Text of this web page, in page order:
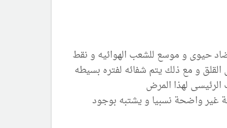
حيوى و موسع للشعب الهوائيه و نقط
مرتفعة تتدعى القلق و مع ذلك يتم شفائه لفتره بسيطه
لهذا المرض
غير واضحة نسبيا و يشتبه بوجود